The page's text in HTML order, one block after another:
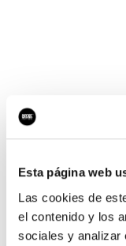
Esta página web
Las cookies de
el contenido y los
sociales y analizar
¡Ups,
¿Quieres